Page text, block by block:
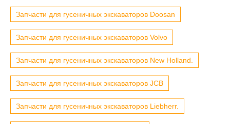
Запчасти для гусеничных экскаваторов Doosan
Запчасти для гусеничных экскаваторов Volvo
Запчасти для гусеничных экскаваторов New Holland.
Запчасти для гусеничных экскаваторов JCB
Запчасти для гусеничных экскаваторов Liebherr.